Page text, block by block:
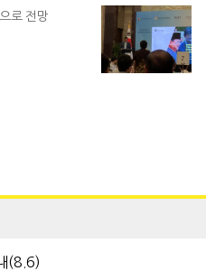
로 전망
(8.6)